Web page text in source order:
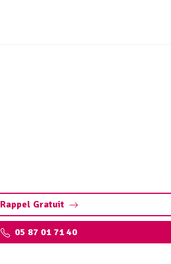
Rappel Gratuit
05 87 01 71 40